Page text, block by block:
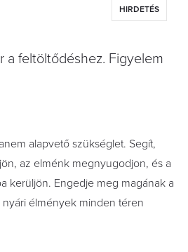
HIRDETÉS
a feltöltődéshez. Figyelem
alapvető szükséglet. Segít,
az elménk megnyugodjon, és a
kerüljön. Engedje meg magának a
élmények minden téren